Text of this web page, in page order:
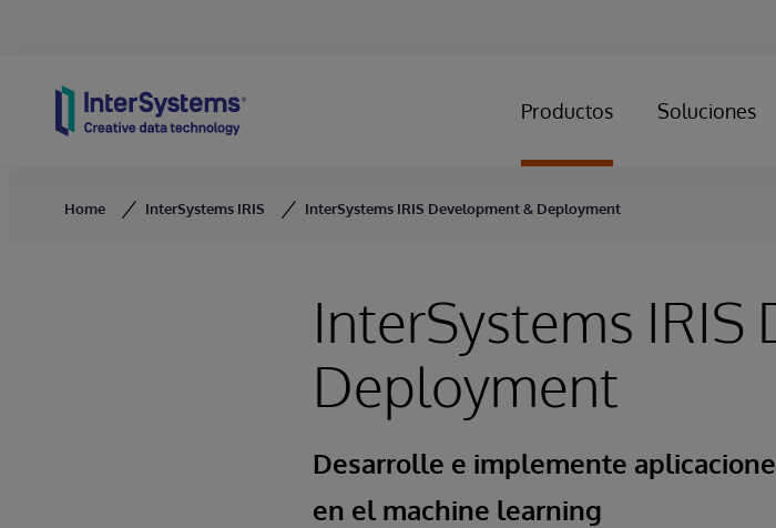
Productos Soluciones
Home InterSystems IRIS InterSystems IRIS Development & Deployment
InterSystems
Deployment
Desarrolle e implemente
en el machine learning